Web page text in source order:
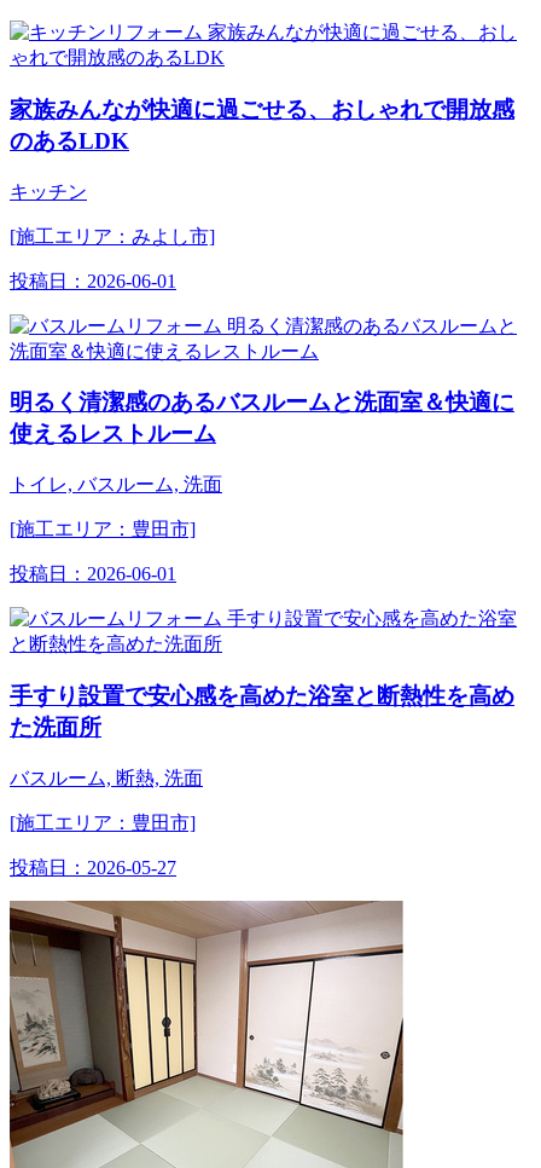
家族みんなが快適に過ごせる、おしゃれで開放感
のあるLDK
キッチン
[施工エリア：みよし市]
投稿日： 2026-06-01
明るく清潔感のあるバスルームと洗面室＆快適に
使えるレストルーム
トイレ, バスルーム, 洗面
[施工エリア：豊田市]
投稿日： 2026-06-01
手すり設置で安心感を高めた浴室と断熱性を高め
た洗面所
バスルーム, 断熱, 洗面
[施工エリア：豊田市]
投稿日： 2026-05-27